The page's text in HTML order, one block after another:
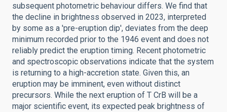
subsequent photometric behaviour differs. We find that
the decline in brightness observed in 2023, interpreted
by some as a 'pre-eruption dip', deviates from the deep
minimum recorded prior to the 1946 event and does not
reliably predict the eruption timing. Recent photometric
and spectroscopic observations indicate that the system
is returning to a high-accretion state. Given this, an
eruption may be imminent, even without distinct
precursors. While the next eruption of T CrB will be a
major scientific event, its expected peak brightness of